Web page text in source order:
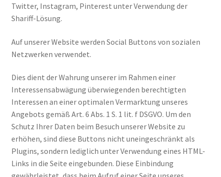
Twitter, Instagram, Pinterest unter Verwendung der
Shariff-Lösung.
Auf unserer Website werden Social Buttons von sozialen
Netzwerken verwendet.
Dies dient der Wahrung unserer im Rahmen einer
Interessensabwägung überwiegenden berechtigten
Interessen an einer optimalen Vermarktung unseres
Angebots gemäß Art. 6 Abs. 1 S. 1 lit. f DSGVO. Um den
Schutz Ihrer Daten beim Besuch unserer Website zu
erhöhen, sind diese Buttons nicht uneingeschränkt als
Plugins, sondern lediglich unter Verwendung eines HTML-
Links in die Seite eingebunden. Diese Einbindung